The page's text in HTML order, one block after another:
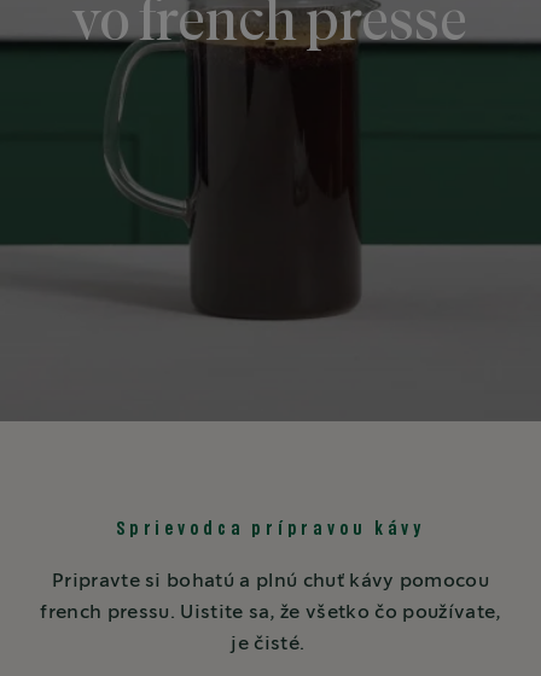
vo french presse
Sprievodca prípravou kávy
Pripravte si bohatú a plnú chuť kávy pomocou
french pressu. Uistite sa, že všetko čo používate,
je čisté.